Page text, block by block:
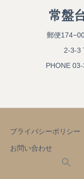
常盤
郵便
2-3-3
PHONE
プライバシーポリシー
お問い合わせ